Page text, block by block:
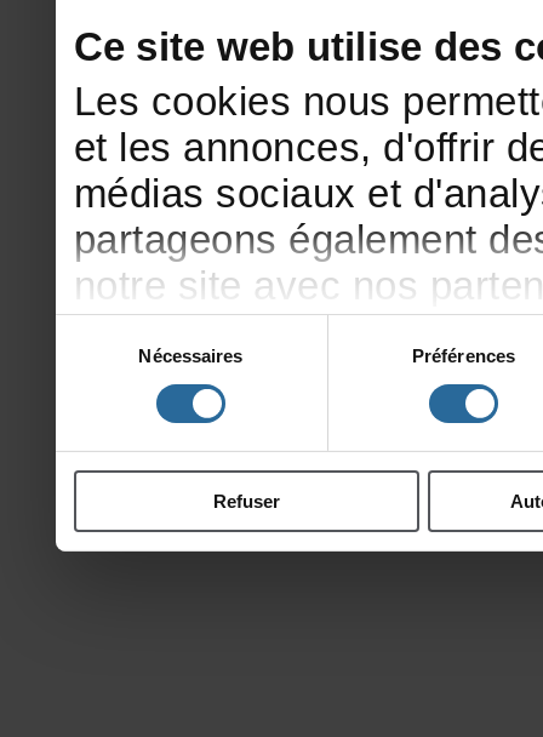
consentement
Nécessaires Préférences
Refuser